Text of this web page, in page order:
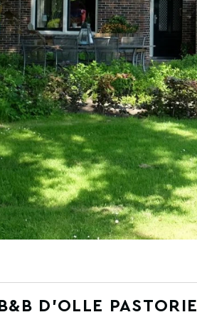
B&B D'OLLE PASTORIE